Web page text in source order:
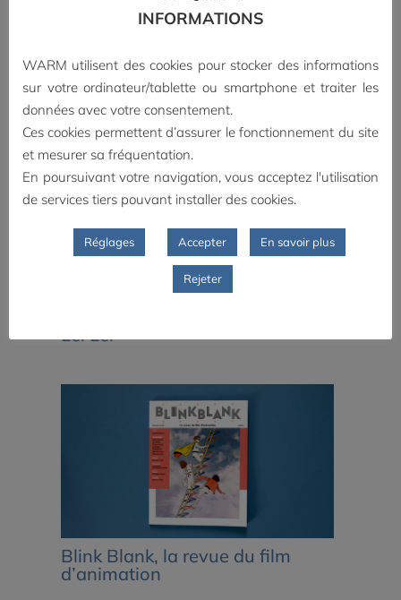
artistes, réalisateurs, auteurs
représentent aussi la
créativité de notre territoire.
Lei Lei
Blink Blank, la revue du film
d’animation
INFORMATIONS
WARM utilisent des cookies pour stocker des informations
sur votre ordinateur/tablette ou smartphone et traiter les
données avec votre consentement.
Ces cookies permettent d’assurer le fonctionnement du site
et mesurer sa fréquentation.
En poursuivant votre navigation, vous acceptez l'utilisation
de services tiers pouvant installer des cookies.
Réglages Accepter En savoir plus
Rejeter